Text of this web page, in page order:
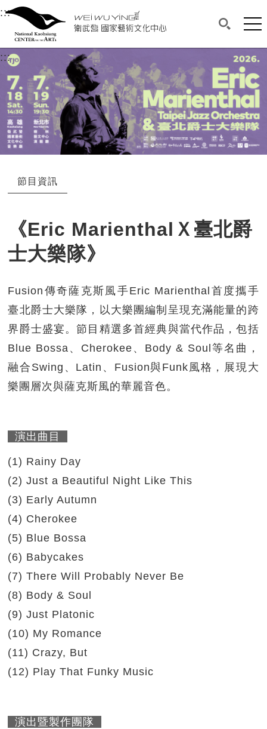
衛武營國家藝術文化中心
中央內容區塊，為本頁主要內容區。
:::選單連結區塊，此區塊列有本網站主要連結。
衛武營國家藝術文化中心
搜尋(開
網
:::中央內容區塊，為本頁主要內容區。
節目資訊
《Eric MarienthalＸ臺北爵
士大樂隊》
Fusion傳奇薩克斯風手Eric Marienthal首度攜手
臺北爵士大樂隊，以大樂團編制呈現充滿能量的跨
界爵士盛宴。節目精選多首經典與當代作品，包括
Blue Bossa、Cherokee、Body & Soul等名曲，
融合Swing、Latin、Fusion與Funk風格，展現大
樂團層次與薩克斯風的華麗音色。
演出曲目
(1) Rainy Day
(2) Just a Beautiful Night Like This
(3) Early Autumn
(4) Cherokee
(5) Blue Bossa
(6) Babycakes
(7) There Will Probably Never Be
(8) Body & Soul
(9) Just Platonic
(10) My Romance
(11) Crazy, But
(12) Play That Funky Music
演出暨製作團隊